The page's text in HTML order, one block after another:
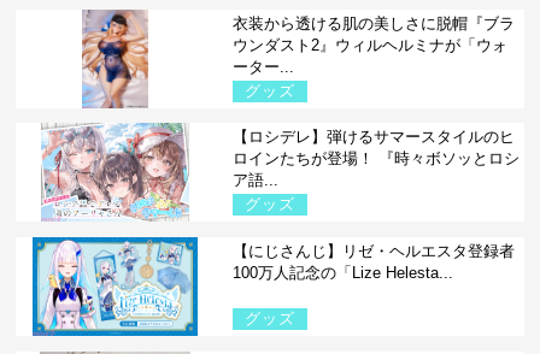
衣装から透ける肌の美しさに脱帽『ブラ
ウンダスト2』ウィルヘルミナが「ウォ
ーター...
グッズ
【ロシデレ】弾けるサマースタイルのヒ
ロインたちが登場！ 『時々ボソッとロシ
ア語...
グッズ
【にじさんじ】リゼ・ヘルエスタ登録者
100万人記念の「Lize Helesta...
グッズ